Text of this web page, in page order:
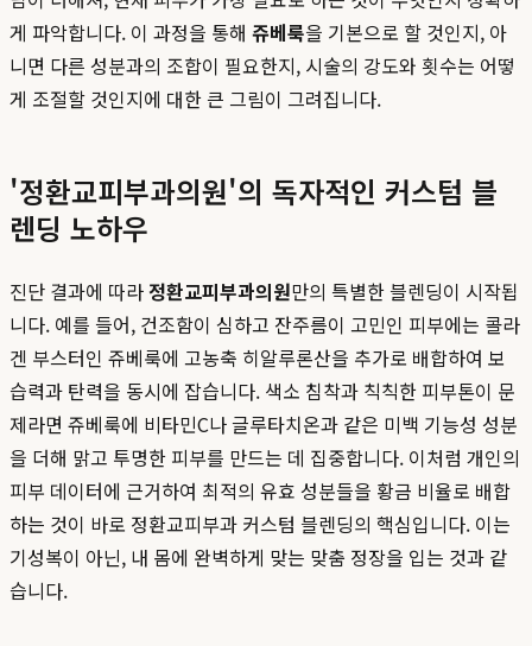
게 파악합니다. 이 과정을 통해 쥬베룩을 기본으로 할 것인지, 아
니면 다른 성분과의 조합이 필요한지, 시술의 강도와 횟수는 어떻
게 조절할 것인지에 대한 큰 그림이 그려집니다.
'정환교피부과의원'의 독자적인 커스텀 블
렌딩 노하우
진단 결과에 따라정환교피부과의원만의 특별한 블렌딩이 시작됩
니다. 예를 들어, 건조함이 심하고 잔주름이 고민인 피부에는 콜라
겐 부스터인 쥬베룩에 고농축 히알루론산을 추가로 배합하여 보
습력과 탄력을 동시에 잡습니다. 색소 침착과 칙칙한 피부톤이 문
제라면 쥬베룩에 비타민C나 글루타치온과 같은 미백 기능성 성분
을 더해 맑고 투명한 피부를 만드는 데 집중합니다. 이처럼 개인의
피부 데이터에 근거하여 최적의 유효 성분들을 황금 비율로 배합
하는 것이 바로 정환교피부과 커스텀 블렌딩의 핵심입니다. 이는
기성복이 아닌, 내 몸에 완벽하게 맞는 맞춤 정장을 입는 것과 같
습니다.